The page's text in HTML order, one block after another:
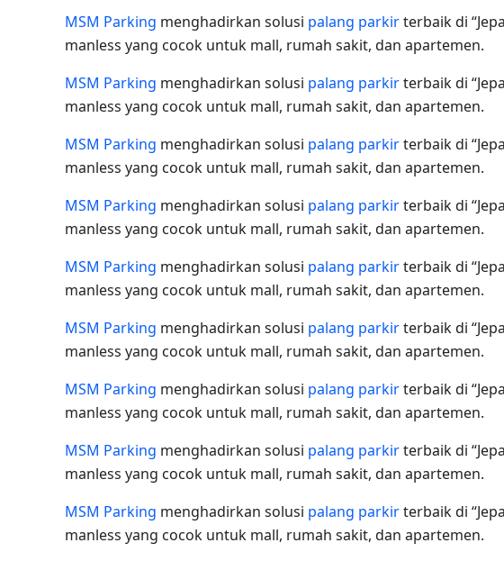
MSM Parking menghadirkan solusi palang parkirterbaik di
manless yang cocok untuk mall, rumah sakit, dan apartemen.
MSM Parking menghadirkan solusi palang parkirterbaik di
manless yang cocok untuk mall, rumah sakit, dan apartemen.
MSM Parking menghadirkan solusi palang parkirterbaik di
manless yang cocok untuk mall, rumah sakit, dan apartemen.
MSM Parking menghadirkan solusi palang parkirterbaik di
manless yang cocok untuk mall, rumah sakit, dan apartemen.
MSM Parking menghadirkan solusi palang parkirterbaik di
manless yang cocok untuk mall, rumah sakit, dan apartemen.
MSM Parking menghadirkan solusi palang parkirterbaik di
manless yang cocok untuk mall, rumah sakit, dan apartemen.
MSM Parking menghadirkan solusi palang parkirterbaik di
manless yang cocok untuk mall, rumah sakit, dan apartemen.
MSM Parking menghadirkan solusi palang parkirterbaik di
manless yang cocok untuk mall, rumah sakit, dan apartemen.
MSM Parking menghadirkan solusi palang parkirterbaik di
manless yang cocok untuk mall, rumah sakit, dan apartemen.